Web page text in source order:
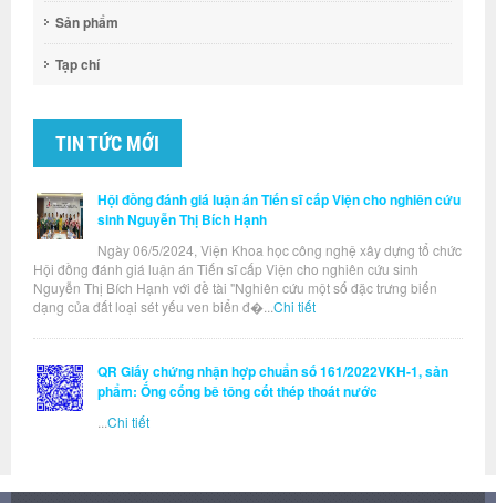
Sản phẩm
Tạp chí
TIN TỨC MỚI
Hội đồng đánh giá luận án Tiến sĩ cấp Viện cho nghiên cứu
sinh Nguyễn Thị Bích Hạnh
Ngày 06/5/2024, Viện Khoa học công nghệ xây dựng tổ chức
Hội đồng đánh giá luận án Tiến sĩ cấp Viện cho nghiên cứu sinh
Nguyễn Thị Bích Hạnh với đề tài "Nghiên cứu một số đặc trưng biến
dạng của đất loại sét yếu ven biển đ�... Chi tiết
QR Giấy chứng nhận hợp chuẩn số 161/2022VKH-1, sản
phẩm: Ống cống bê tông cốt thép thoát nước
Chi tiết